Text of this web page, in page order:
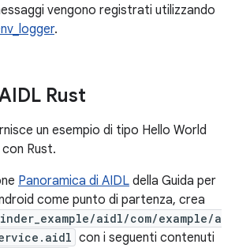
vengono registrati utilizzando
.
Rust
un esempio di tipo Hello World
Rust.
Panoramica di AIDL della Guida per
come punto di partenza, crea
aidl/com/example/a
con i seguenti contenuti